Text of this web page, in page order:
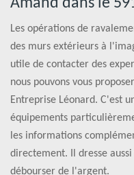
Les opérations de
des murs extérieurs à
utile de contacter des
nous pouvons vous
Entreprise Léonard. C'est
équipements
les informations
directement. Il dresse
débourser de l'argent.